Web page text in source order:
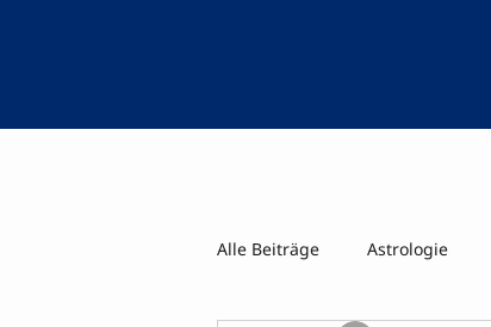
Alle Beiträge Astrologie